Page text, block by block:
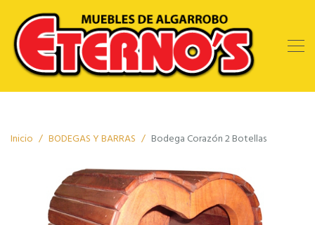
Inicio BODEGAS Y BARRAS Bodega Corazón 2 Botellas